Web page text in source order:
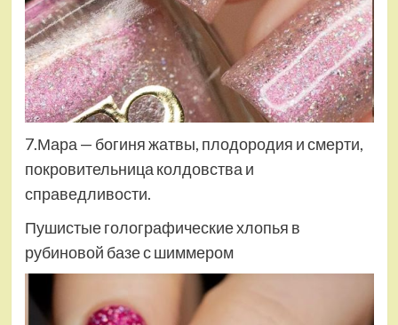
7.Мара — богиня жатвы, плодородия и смерти,
покровительница колдовства и
справедливости.
Пушистые голографические хлопья в
рубиновой базе с шиммером